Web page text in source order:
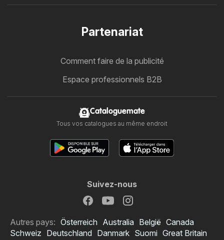
Partenariat
Comment faire de la publicité
Espace professionnels B2B
Cataloguemate
Tous vos catalogues au même endroit
Suivez-nous
Autres pays: Österreich Australia België Canada
Schweiz Deutschland Danmark Suomi Great Britain